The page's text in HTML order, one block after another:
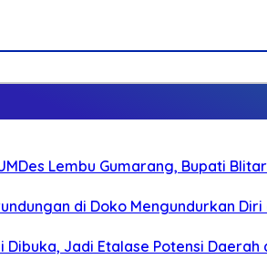
Lembu Gumarang, Bupati
di Doko Mengundurkan
Dibuka, Jadi Etalase Potensi